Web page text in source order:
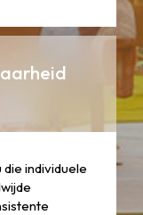
individuele